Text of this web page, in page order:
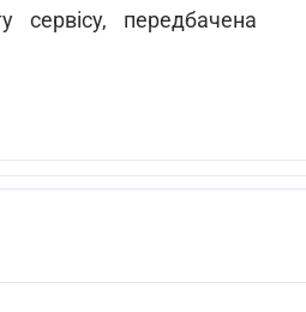
сервісу, передбачена